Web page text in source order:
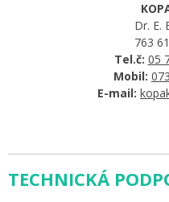
Dr. E.
763
Tel.č: 05
Mobil:
E-mail:
TECHNICKÁ